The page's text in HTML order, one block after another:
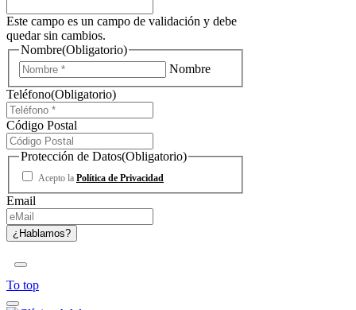
Este campo es un campo de validación y debe
quedar sin cambios.
Nombre(Obligatorio)
Nombre
Teléfono(Obligatorio)
Código Postal
Protección de Datos(Obligatorio)
Acepto la Política de Privacidad
Email
To top